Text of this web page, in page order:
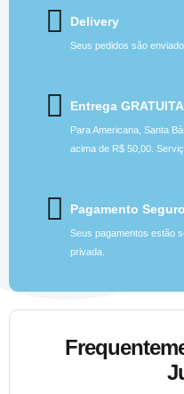
Delivery
Seus pedidos são
Entrega GRATUITA
Para Americana, Santa
acima de R$ 50,00.
Pagamento Seguro
Seus pagamentos estão
privada.